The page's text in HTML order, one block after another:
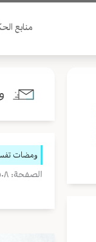
منابع
ومضات
الصفحة: ٥٠٨